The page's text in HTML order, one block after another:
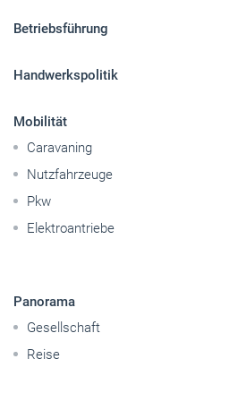
Betriebsführung
Handwerkspolitik
Mobilität
Caravaning
Nutzfahrzeuge
Pkw
Elektroantriebe
Panorama
Gesellschaft
Reise